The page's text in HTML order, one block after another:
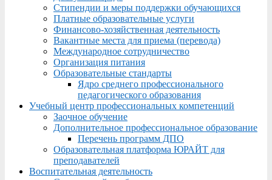
Стипендии и меры поддержки обучающихся
Платные образовательные услуги
Финансово-хозяйственная деятельность
Вакантные места для приема (перевода)
Международное сотрудничество
Организация питания
Образовательные стандарты
Ядро среднего профессионального
педагогического образования
Учебный центр профессиональных компетенций
Заочное обучение
Дополнительное профессиональное образование
Перечень программ ДПО
Образовательная платформа ЮРАЙТ для
преподавателей
Воспитательная деятельность